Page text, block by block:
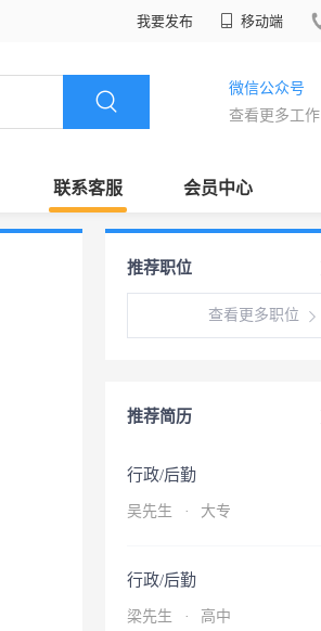
我要发布 移动端
微信公众号
查看更多工作
联系客服 会员中心
推荐职位
查看更多职位
推荐简历
行政/后勤
吴先生 · 大专
行政/后勤
梁先生 · 高中